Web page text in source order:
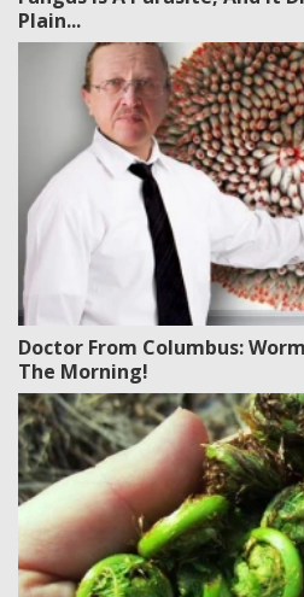
Plain...
Doctor From Columbus:
The Morning!